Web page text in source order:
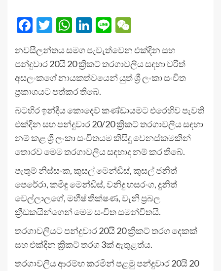
Facebook
Twitter
WhatsApp
LinkedIn
Line
නවසීලන්තය සමග පැවැත්වෙන එක්දින සහ
පන්දුවාර 20යි 20 ක්‍රිකට් තරගාවලිය සඳහා චරිත්
අසලංකගේ නායකත්වයෙන් යුත් ශ්‍රී ලංකා සංචිත
ප්‍රකාශයට පත්කර තිබේ.
බටහිර ඉන්දීය කොදෙව් කණ්ඩායමට එරෙහිව පැවති
එක්දින සහ පන්දුවාර 20/20 ක්‍රිකට් තරගාවලිය සඳහා
නම් කළ ශ්‍රී ලංකා සංචිතයම කිසිදු වෙනස්කමකින්
තොරව මෙම තරගාවලිය සඳහාද නම් කර තිබේ.
පැතුම් නිස්සංක, කුසල් මෙන්ඩිස්, කුසල් ජනිත්
පෙරේරා, කමිඳු මෙන්ඩිස්, වනිදු හසරංග, දුනිත්
වෙල්ලාලගේ, මහීෂ් තීක්ෂණ, වැනි ප්‍රබල
ක්‍රීඩකයින්ගෙන් මෙම සංචිත සමන්විතයි.
තරගාවලියට පන්දුවාර 20යි 20 ක්‍රිකට් තරග දෙකක්
සහ එක්දින ක්‍රිකට් තරග 3ක් ඇතුළත්ය.
තරගාවලිය ආරම්භ කරමින් පළමු පන්දුවාර 20යි 20